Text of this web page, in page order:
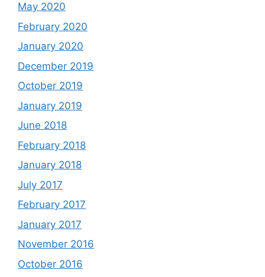
May 2020
February 2020
January 2020
December 2019
October 2019
January 2019
June 2018
February 2018
January 2018
July 2017
February 2017
January 2017
November 2016
October 2016